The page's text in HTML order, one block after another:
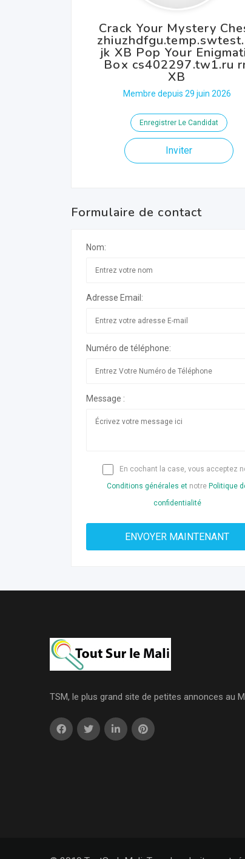
Crack Your Mystery
jk XB Pop Your
Box cs402297.tw1.ru
XB
Membre depuis 29 juin 2026
Enregistrer Le Candidat
Inviter
Formulaire de contact
Nom:
Adresse Email:
Numéro de téléphone:
Message :
En cochant la case, vous acceptez
Conditions générales etnotre Politique
confidentialité
TSM, le plus grand site de petites annonces au